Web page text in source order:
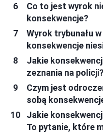
Co to jest wyrok
konsekwencje?
Wyrok trybunału
konsekwencje
Jakie
zeznania na policji?
Czym jest
sobą
Jakie
To pytanie, które